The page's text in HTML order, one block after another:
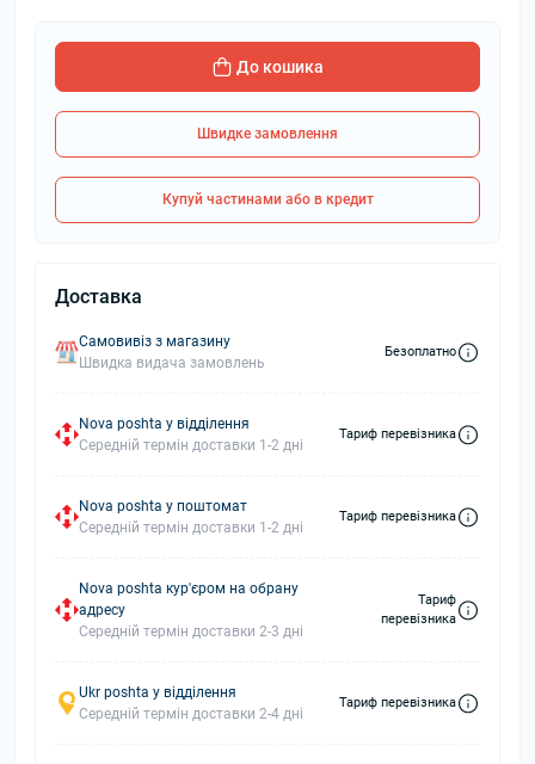
До кошика
Швидке замовлення
Купуй частинами або в кредит
Доставка
Самовивіз з магазину
Швидка видача замовлень
Безоплатно
Nova poshta у відділення
Середній термін доставки 1-2 дні
Тариф перевізника
Nova poshta у поштомат
Середній термін доставки 1-2 дні
Тариф перевізника
Nova poshta кур'єром на обрану
адресу
Середній термін доставки 2-3 дні
Тариф
перевізника
Ukr poshta у відділення
Середній термін доставки 2-4 дні
Тариф перевізника